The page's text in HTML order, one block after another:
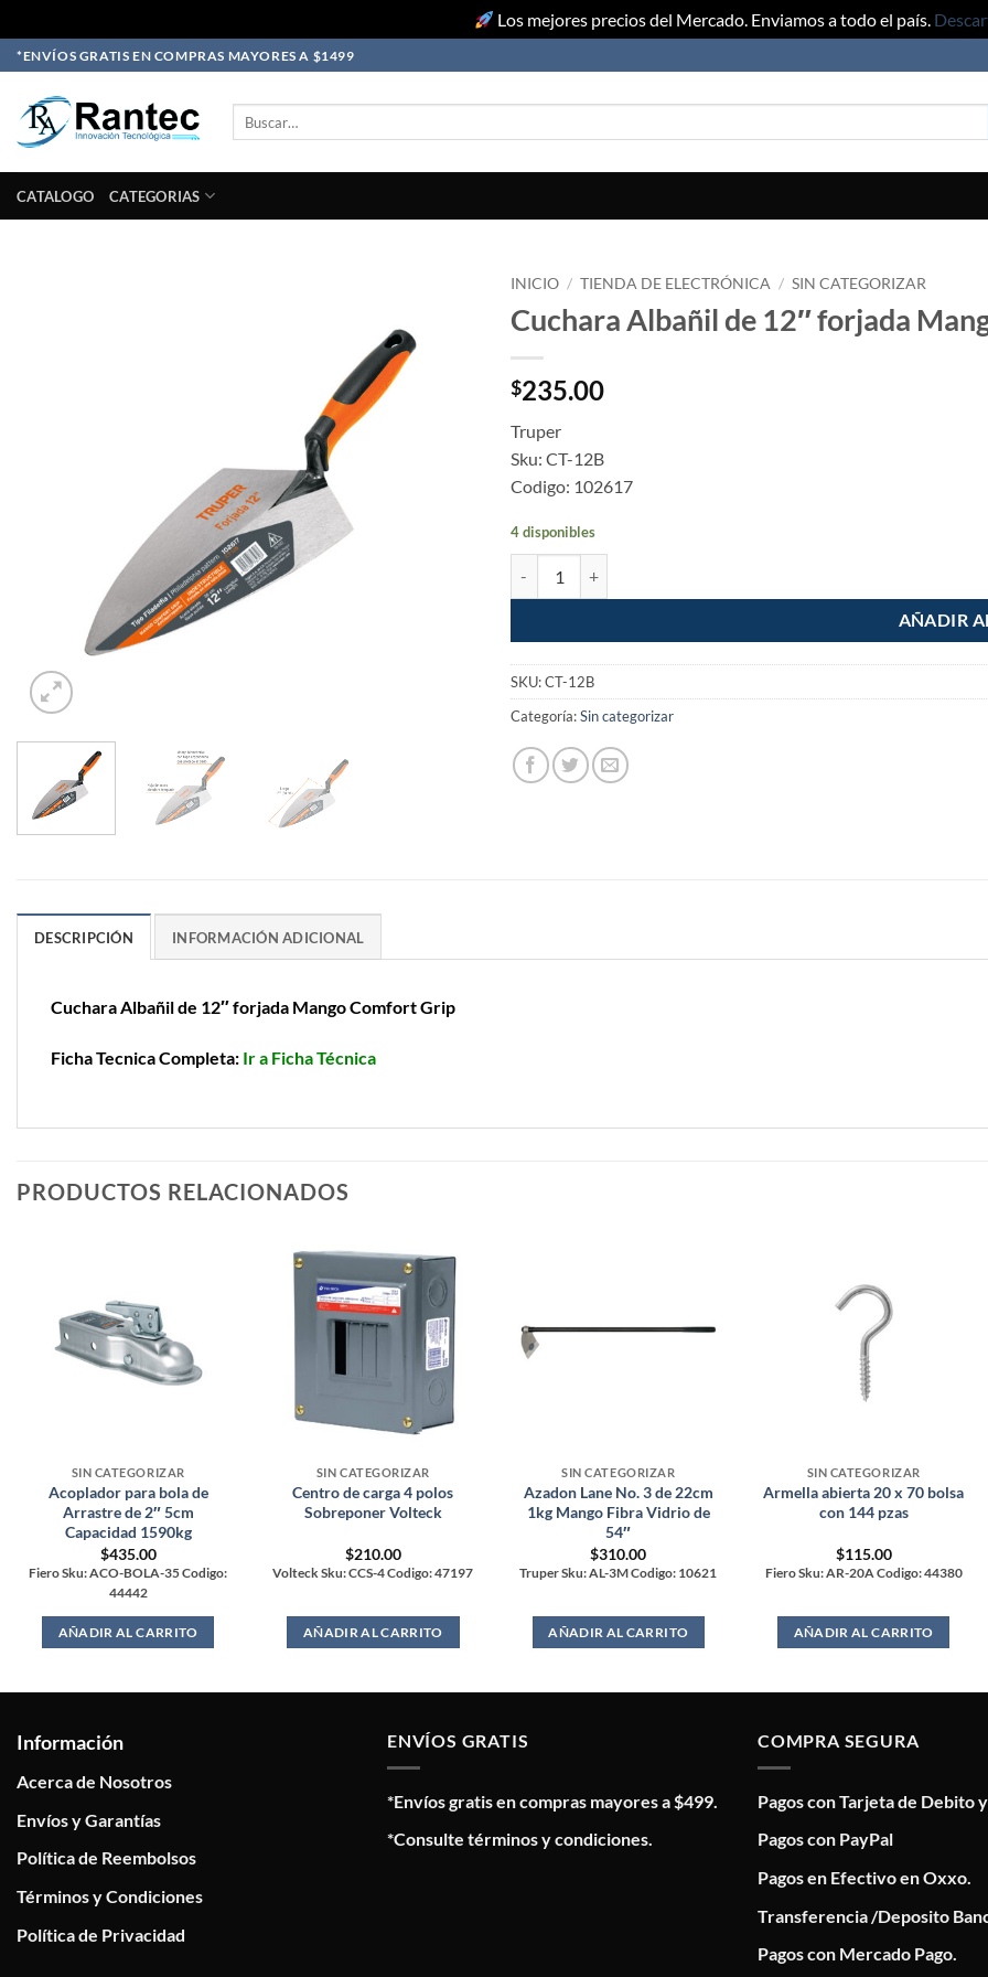
Los mejores precios del Mercado. Enviamos a todo el país.
Skip
to
content
*ENVÍOS GRATIS EN COMPRAS MAYORES A $1499
CATALOGO CATEGORIAS
INICIO / TIENDA DE ELECTRÓNICA / SIN CATEGORIZAR
Cuchara Albañil de 12″ forjada
$235.00
Truper
Sku: CT-12B
Codigo: 102617
4 disponibles
AÑADIR
SKU:CT-12B
Categoría:Sin categorizar
DESCRIPCIÓN INFORMACIÓN ADICIONAL
Cuchara Albañil de 12″ forjada Mango Comfort Grip
Ficha Tecnica Completa: Ir a Ficha Técnica
PRODUCTOS RELACIONADOS
SIN CATEGORIZAR
Acoplador para bola de
Arrastre de 2″ 5cm
Capacidad 1590kg
$435.00
Fiero Sku: ACO-BOLA-35 Codigo:
44442
AÑADIR AL CARRITO
SIN CATEGORIZAR
Centro de carga 4 polos
Sobreponer Volteck
$210.00
Volteck Sku: CCS-4 Codigo: 47197
AÑADIR AL CARRITO
SIN CATEGORIZAR
Azadon Lane No. 3 de 22cm
1kg Mango Fibra Vidrio de
54″
$310.00
Truper Sku: AL-3M Codigo: 10621
AÑADIR AL CARRITO
SIN CATEGORIZAR
Armella abierta 20 x 70 bolsa
con 144 pzas
$115.00
Fiero Sku: AR-20A Codigo: 44380
AÑADIR AL CARRITO
Información
Acerca de Nosotros
Envíos y Garantías
Política de Reembolsos
Términos y Condiciones
Política de Privacidad
ENVÍOS GRATIS
*Envíos gratis en compras mayores a $499.
*Consulte términos y condiciones.
COMPRA SEGURA
Pagos con Tarjeta de Debito
Pagos con PayPal
Pagos en Efectivo en Oxxo.
Transferencia /Deposito
Pagos con Mercado Pago.